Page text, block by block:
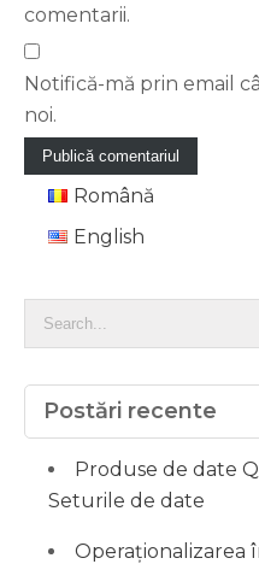
comentarii.
Notifică-mă prin email
noi.
Română
English
Postări recente
Produse de date
Seturile de date
Operaționalizarea